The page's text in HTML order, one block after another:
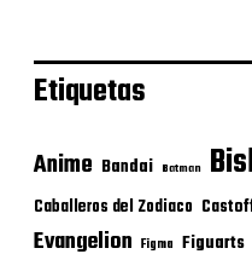
Etiquetas
Anime Bandai Batman
Caballeros del Zodiaco
Evangelion Figma Figuarts